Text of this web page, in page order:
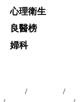
心理衛生
良醫榜
婦科
/ /